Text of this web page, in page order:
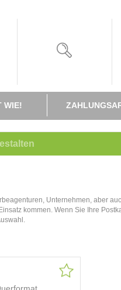
WIE!
Unternehmen, aber
kommen. Wenn Sie Ihre